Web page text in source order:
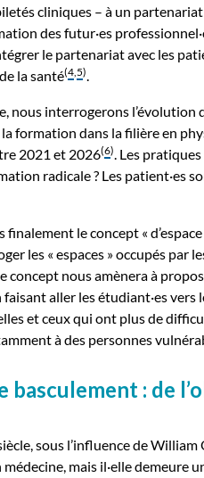
cliniques – à un
des futur·es
le partenariat avec les
la santé(4,5).
nous interrogerons l’évolution
la formation dans la filière en
2021 et 2026(6). Les
radicale ? Les patient·es
le concept «
les « espaces » occupés par
concept nous amènera à
faisant aller les étudiant·es
et ceux qui ont plus de
à des personnes
basculement : de
sous l’influence de William
médecine, mais il·elle demeure